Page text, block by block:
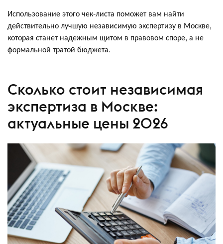
Использование этого чек-листа поможет вам найти
действительно лучшую независимую экспертизу в Москве,
которая станет надежным щитом в правовом споре, а не
формальной тратой бюджета.
Сколько стоит независимая
экспертиза в Москве:
актуальные цены 2026